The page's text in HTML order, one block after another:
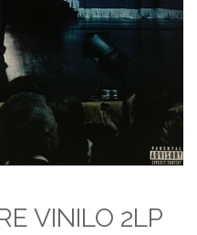
VINILO 2LP